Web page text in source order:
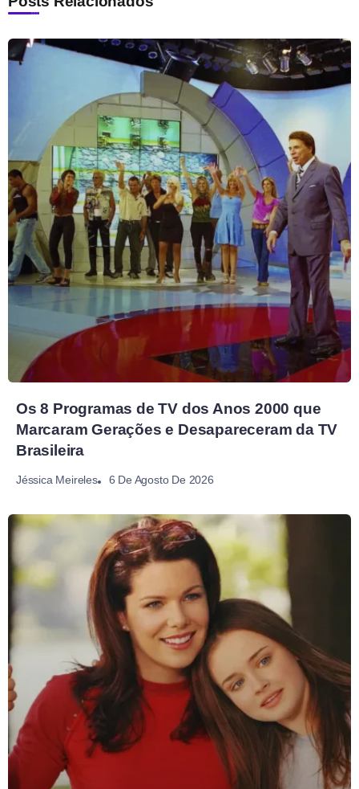
Os 8 Programas de TV dos Anos 2000 que
Marcaram Gerações e Desapareceram da TV
Brasileira
Jéssica Meireles 6 De Agosto De 2026